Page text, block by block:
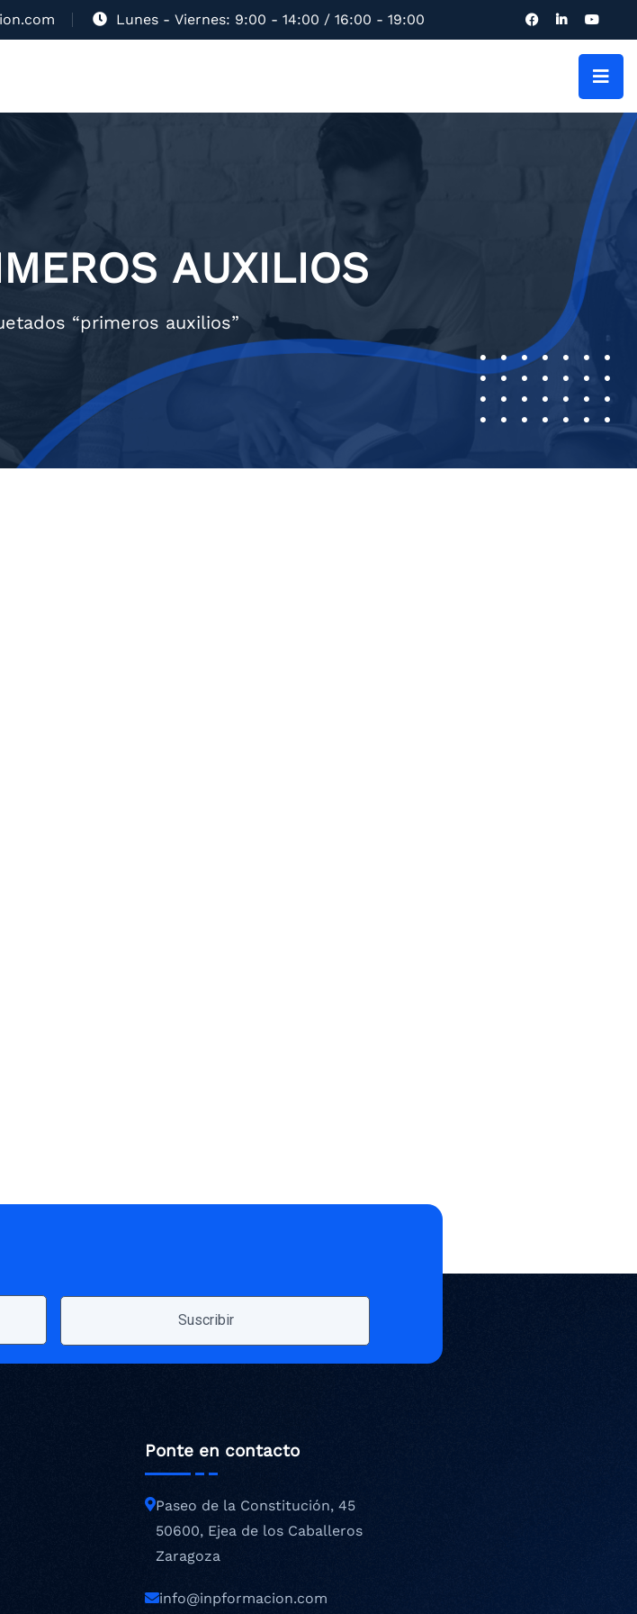
Lunes - Viernes: 9:00 - 14:00 / 16:00 - 19:00
AUXILIOS
“primeros auxilios”
Ponte en contacto
Paseo de la Constitución, 45
50600, Ejea de los Caballeros
Zaragoza
info@inpformacion.com